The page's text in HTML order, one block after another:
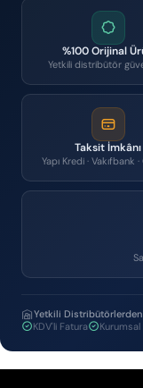
%100 Orijinal
Yetkili distribütör
Taksit İmkânı
Yapı Kredi · Vakıfbank
Yetkili Distribütörlerden
KDV'li Fatura
Kurumsal